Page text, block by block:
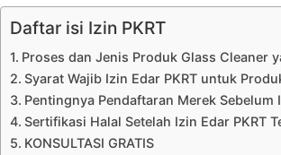
Daftar isi Izin PKRT
Proses dan Jenis Produk Glass Cleaner
Syarat Wajib Izin Edar PKRT untuk
Pentingnya Pendaftaran Merek Sebelum
Sertifikasi Halal Setelah Izin Edar PKRT
KONSULTASI GRATIS